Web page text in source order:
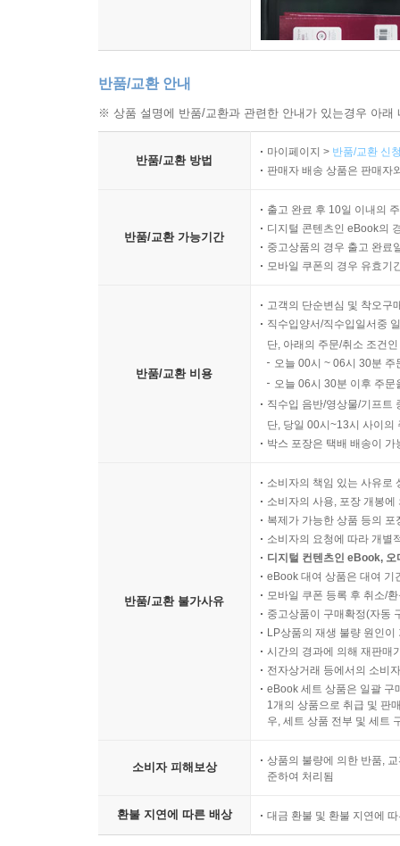
반품/교환 안내
※ 상품 설명에 반품/교환과 관련한 안내가 있는경우 아
반품/교환 방법
마이페이지 > 반품/교환 신
판매자 배송 상품은 판매자
반품/교환 가능기간
출고 완료 후 10일 이내의
디지털 콘텐츠인 eBook의
중고상품의 경우 출고 완료
모바일 쿠폰의 경우 유효기
반품/교환 비용
고객의 단순변심 및 착오구
직수입양서/직수입일서중
단, 아래의 주문/취소 조건
오늘 00시 ~ 06시 30분
오늘 06시 30분 이후 주
직수입 음반/영상물/기프트
단, 당일 00시~13시 사이의
박스 포장은 택배 배송이
반품/교환 불가사유
소비자의 책임 있는 사유로
소비자의 사용, 포장 개봉
복제가 가능한 상품 등의
소비자의 요청에 따라 개별
디지털 컨텐츠인 eBook,
eBook 대여 상품은 대여 기
모바일 쿠폰 등록 후 취소/
중고상품이 구매확정(자동
LP상품의 재생 불량 원인
시간의 경과에 의해 재판매
전자상거래 등에서의 소비
eBook 세트 상품은 일괄 구
1개의 상품으로 취급 및 판
우, 세트 상품 전부 및 세트
소비자 피해보상
상품의 불량에 의한 반품,
준하여 처리됨
환불 지연에 따른 배상 대금 환불 및 환불 지연에